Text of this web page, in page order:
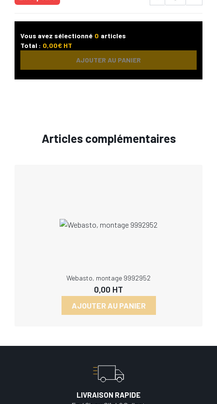
Vous avez sélectionné 0 articles
Total : 0,00€ HT
AJOUTER AU PANIER
Articles complémentaires
Webasto, montage 9992952
0,00 HT
AJOUTER AU PANIER
LIVRAISON RAPIDE